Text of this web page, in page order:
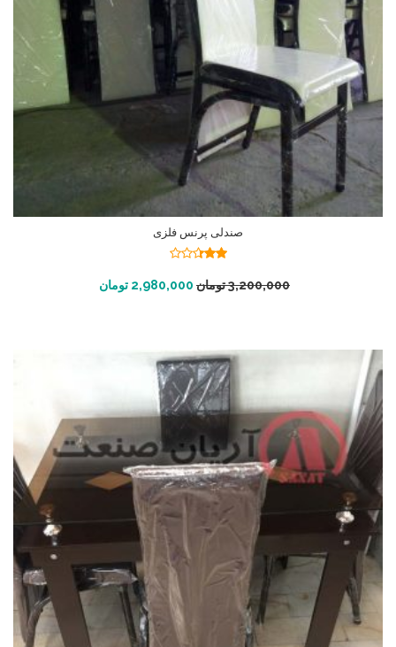
صندلی پرنس فلزی
از 5 3,200,000تومان 2,980,000 تومان افزودن به سبد خرید